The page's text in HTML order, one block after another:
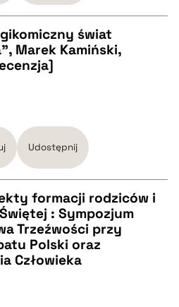
świat
Marek Kamiński,
Udostępnij
formacji rodziców i
: Sympozjum
Trzeźwości przy
Polski oraz
Człowieka